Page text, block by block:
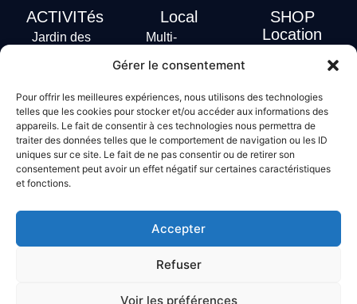
Gérer le consentement
Pour offrir les meilleures expériences, nous utilisons des technologies
telles que les cookies pour stocker et/ou accéder aux informations des
appareils. Le fait de consentir à ces technologies nous permettra de
traiter des données telles que le comportement de navigation ou les ID
uniques sur ce site. Le fait de ne pas consentir ou de retirer son
consentement peut avoir un effet négatif sur certaines caractéristiques
et fonctions.
Accepter
Refuser
Voir les préférences
ACTIVITés
Jardin des
Stand Up
Paddle
Bodyboard
Local
Multi-
Hébergement
SHOP
Location
Politique de confidentialité